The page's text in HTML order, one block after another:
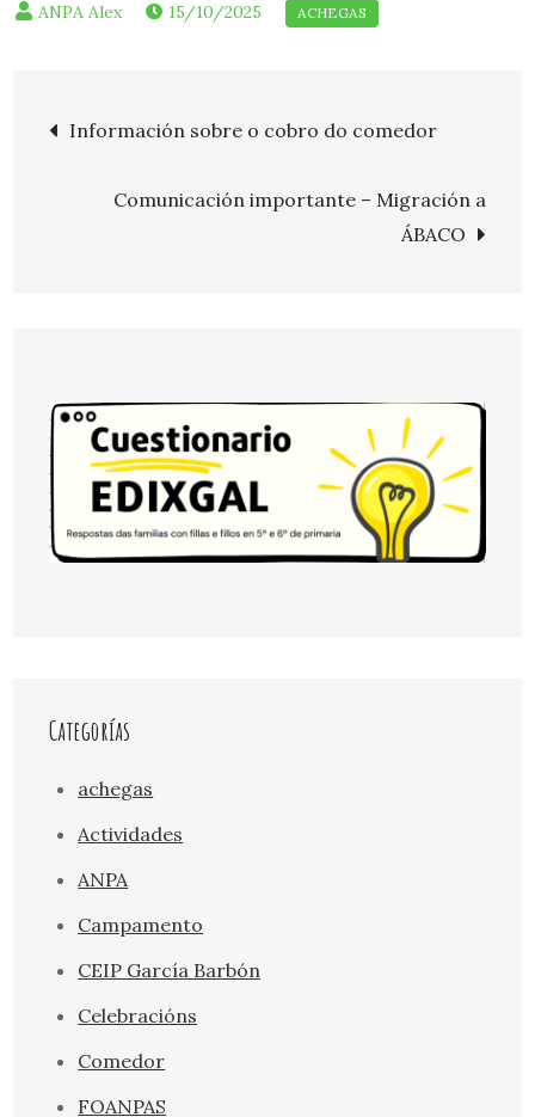
15/10/2025
Navegación
Información sobre o cobro do comedor
Comunicación importante – Migración a
ÁBACO
Categorías
achegas
Actividades
ANPA
Campamento
CEIP García Barbón
Celebracións
Comedor
FOANPAS